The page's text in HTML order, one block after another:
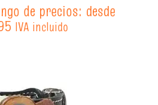
de precios: desde
IVA incluido